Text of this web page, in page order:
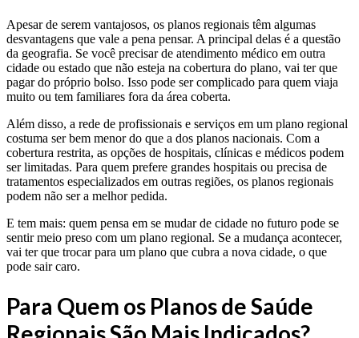
Apesar de serem vantajosos, os planos regionais têm algumas
desvantagens que vale a pena pensar. A principal delas é a questão
da geografia. Se você precisar de atendimento médico em outra
cidade ou estado que não esteja na cobertura do plano, vai ter que
pagar do próprio bolso. Isso pode ser complicado para quem viaja
muito ou tem familiares fora da área coberta.
Além disso, a rede de profissionais e serviços em um plano regional
costuma ser bem menor do que a dos planos nacionais. Com a
cobertura restrita, as opções de hospitais, clínicas e médicos podem
ser limitadas. Para quem prefere grandes hospitais ou precisa de
tratamentos especializados em outras regiões, os planos regionais
podem não ser a melhor pedida.
E tem mais: quem pensa em se mudar de cidade no futuro pode se
sentir meio preso com um plano regional. Se a mudança acontecer,
vai ter que trocar para um plano que cubra a nova cidade, o que
pode sair caro.
Para Quem os Planos de Saúde